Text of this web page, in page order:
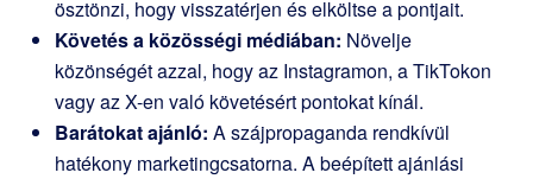
ösztönzi, hogy visszatérjen és elköltse a pontjait.
Követés a közösségi médiában: Növelje
közönségét azzal, hogy az Instagramon, a TikTokon
vagy az X-en való követésért pontokat kínál.
Barátokat ajánló: A szájpropaganda rendkívül
hatékony marketingcsatorna. A beépített ajánlási